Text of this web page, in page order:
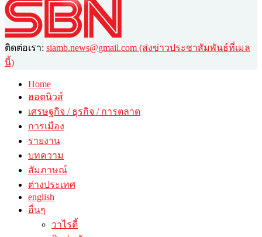
ติดต่อเรา: siamb.news@gmail.com (ส่งข่าวประชาสัมพันธ์ที่เมล
นี้)
Home
ฮอตนิวส์
เศรษฐกิจ / ธุรกิจ / การตลาด
การเมือง
รายงาน
บทความ
สัมภาษณ์
ต่างประเทศ
english
อื่นๆ
วาไรตี้